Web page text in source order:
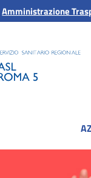
Amministrazione